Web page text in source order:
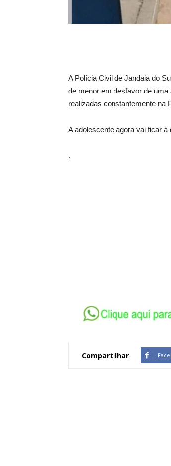
A Polícia Civil de Jandaia do
de menor em desfavor de
realizadas constantemente na
A adolescente agora vai ficar
.
Compartilhar